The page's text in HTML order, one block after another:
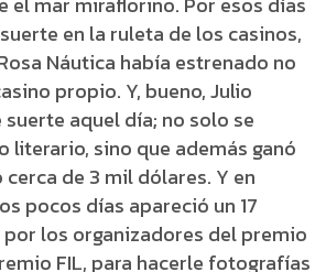
en la ruleta de los casinos,
Náutica había estrenado no
propio. Y, bueno, Julio
suerte aquel día; no solo se
literario, sino que además ganó
cerca de 3 mil dólares. Y en
pocos días apareció un 17
los organizadores del premio
FIL, para hacerle fotografías